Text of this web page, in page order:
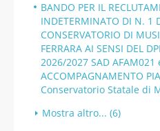
BANDO PER IL
INDETERMINATO DI N. 1
CONSERVATORIO DI
FERRARA AI SENSI DEL
2026/2027 SAD AFAM021
ACCOMPAGNAMENTO
Conservatorio Statale di
Mostra altro... (6)